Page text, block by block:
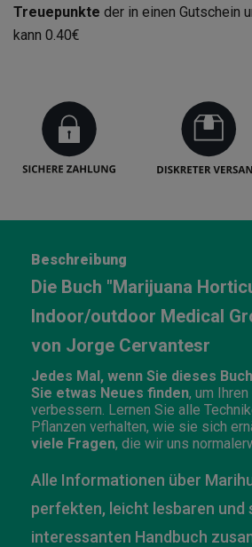
Treuepunkte der in einen Gutschein
kann 0.40€
Beschreibung
Die Buch "Marijuana
Indoor/outdoor Medical
von Jorge Cervantesr
Jedes Mal, wenn Sie dieses
Sie etwas Neues finden, um
verbessern. Lernen Sie alle
Pflanzen verhalten, wie sie sich
viele Fragen, die wir uns
Alle Informationen über
perfekten, leicht lesbaren und
interessanten Handbuch